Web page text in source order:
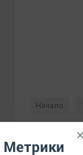
Начало
Метрики